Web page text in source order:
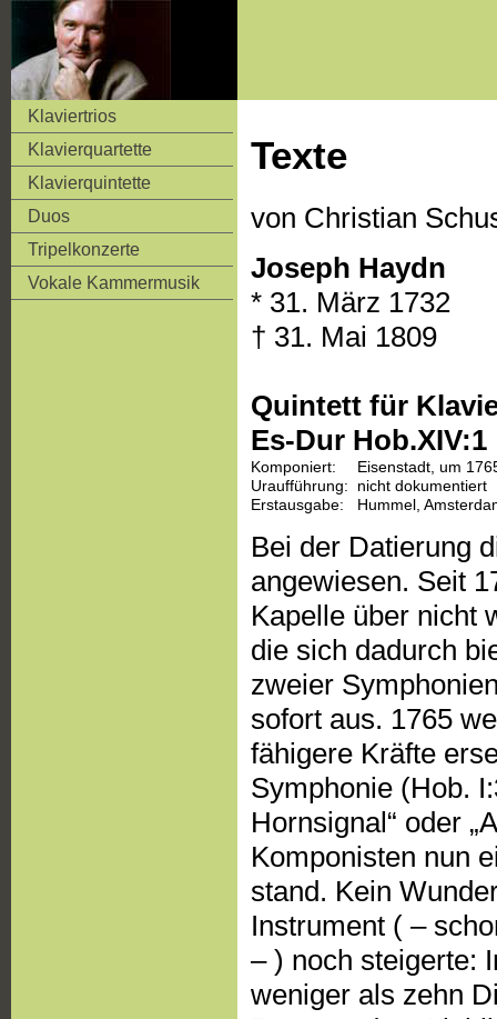
Klaviertrios
Klavierquartette
Klavierquintette
Duos
Tripelkonzerte
Vokale Kammermusik
Texte
von Christian
Joseph Haydn
* 31. März 1732
† 31. Mai 1809
Quintett für
Es-Dur Hob.XIV:1
Komponiert:
Eisenstadt, um
Uraufführung:
nicht dokumentiert
Erstausgabe:
Hummel,
Bei der Datierung
angewiesen. Seit
Kapelle über nicht
die sich dadurch
zweier
sofort aus. 1765
fähigere Kräfte
Symphonie (Hob.
Hornsignal“ oder
Komponisten nun
stand. Kein
Instrument ( –
– ) noch steigerte:
weniger als zehn